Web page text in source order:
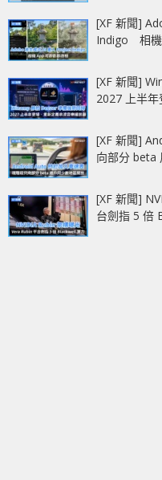
[XF 新聞]
Indigo 相機
[XF 新聞]
2027 上半
[XF 新聞]
向部分 beta
[XF 新聞]
台劍指 5 倍